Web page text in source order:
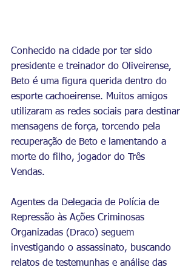
Conhecido na cidade por ter sido
presidente e treinador do Oliveirense,
Beto é uma figura querida dentro do
esporte cachoeirense. Muitos amigos
utilizaram as redes sociais para destinar
mensagens de força, torcendo pela
recuperação de Beto e lamentando a
morte do filho, jogador do Três
Vendas.
Agentes da Delegacia de Polícia de
Repressão às Ações Criminosas
Organizadas (Draco) seguem
investigando o assassinato, buscando
relatos de testemunhas e análise das